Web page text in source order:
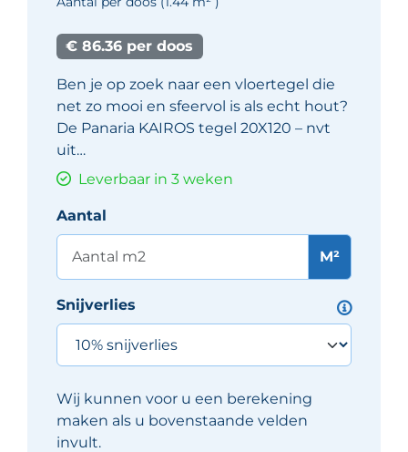
€ 86.36 per doos
Ben je op zoek naar een vloertegel die
net zo mooi en sfeervol is als echt hout?
De Panaria KAIROS tegel 20X120 – nvt
uit…
Leverbaar in 3 weken
Aantal
M²
Snijverlies
Wij kunnen voor u een berekening
maken als u bovenstaande velden
invult.